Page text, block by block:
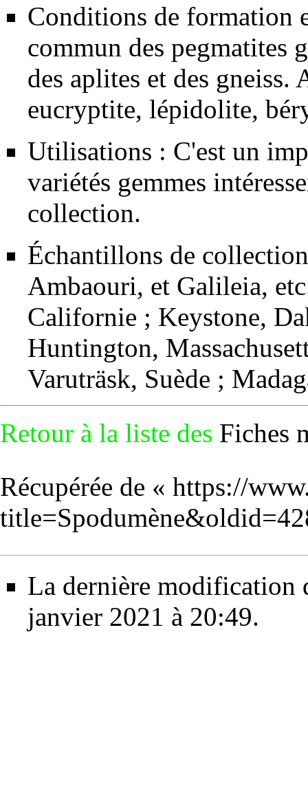
Conditions de formation
commun des pegmatites
des aplites et des gneiss.
eucryptite, lépidolite,
Utilisations : C'est un
variétés gemmes
collection.
Échantillons de
Ambaouri, et Galileia,
Californie ; Keystone,
Huntington,
Varuträsk, Suède ;
Retour à la liste des Fiches
Récupérée de « https://
La dernière modification
janvier 2021 à 20:49.